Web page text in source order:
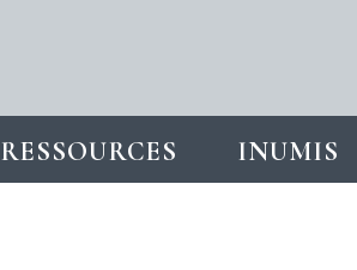
RESSOURCES INUMIS